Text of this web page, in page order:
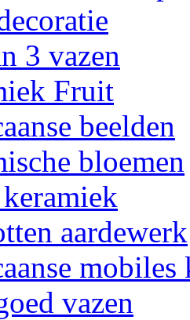
3 vazen
Fruit
beelden
bloemen
aardewerk
mobiles
vazen